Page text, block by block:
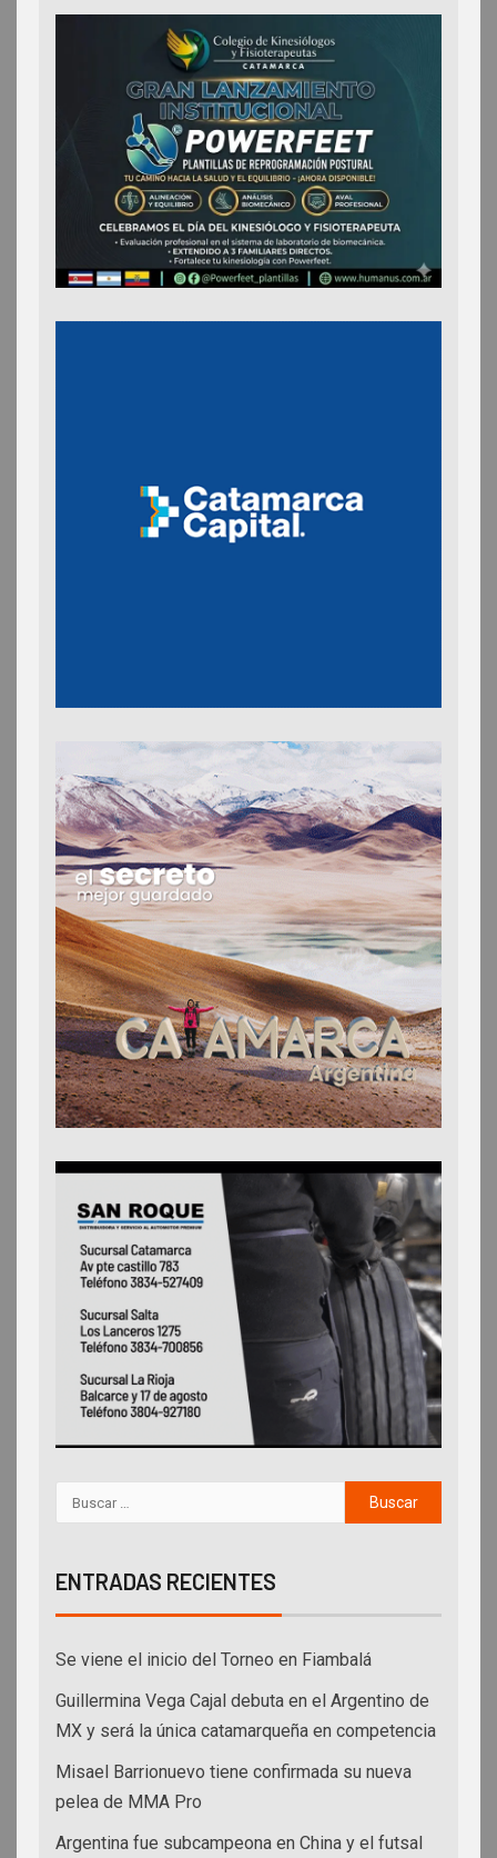
ENTRADAS RECIENTES
Se viene el inicio del Torneo en Fiambalá
Guillermina Vega Cajal debuta en el Argentino de
MX y será la única catamarqueña en competencia
Misael Barrionuevo tiene confirmada su nueva
pelea de MMA Pro
Argentina fue subcampeona en China y el futsal